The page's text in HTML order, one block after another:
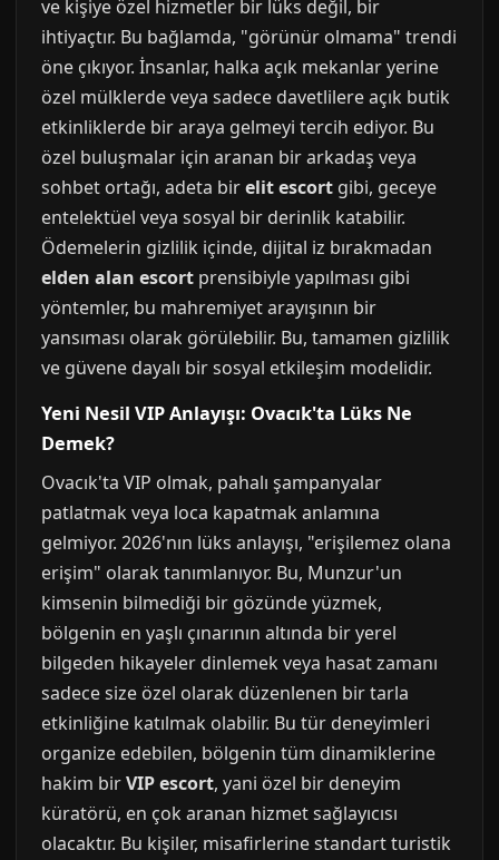
ve kişiye özel hizmetler bir lüks değil, bir
ihtiyaçtır. Bu bağlamda, "görünür olmama" trendi
öne çıkıyor. İnsanlar, halka açık mekanlar yerine
özel mülklerde veya sadece davetlilere açık butik
etkinliklerde bir araya gelmeyi tercih ediyor. Bu
özel buluşmalar için aranan bir arkadaş veya
sohbet ortağı, adeta birelit escort gibi, geceye
entelektüel veya sosyal bir derinlik katabilir.
Ödemelerin gizlilik içinde, dijital iz bırakmadan
elden alan escort prensibiyle yapılması gibi
yöntemler, bu mahremiyet arayışının bir
yansıması olarak görülebilir. Bu, tamamen gizlilik
ve güvene dayalı bir sosyal etkileşim modelidir.
Yeni Nesil VIP Anlayışı: Ovacık'ta Lüks Ne
Demek?
Ovacık'ta VIP olmak, pahalı şampanyalar
patlatmak veya loca kapatmak anlamına
gelmiyor. 2026'nın lüks anlayışı, "erişilemez olana
erişim" olarak tanımlanıyor. Bu, Munzur'un
kimsenin bilmediği bir gözünde yüzmek,
bölgenin en yaşlı çınarının altında bir yerel
bilgeden hikayeler dinlemek veya hasat zamanı
sadece size özel olarak düzenlenen bir tarla
etkinliğine katılmak olabilir. Bu tür deneyimleri
organize edebilen, bölgenin tüm dinamiklerine
hakim birVIP escort, yani özel bir deneyim
küratörü, en çok aranan hizmet sağlayıcısı
olacaktır. Bu kişiler, misafirlerine standart turistik